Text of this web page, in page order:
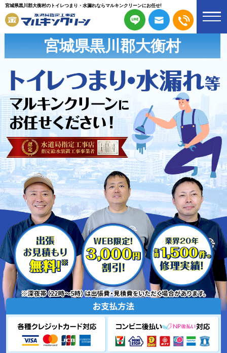
宮城県黒川郡大衡村のトイレつまり・水漏れならマルキンクリーンにお任せ!
宮城県黒川郡大衡村